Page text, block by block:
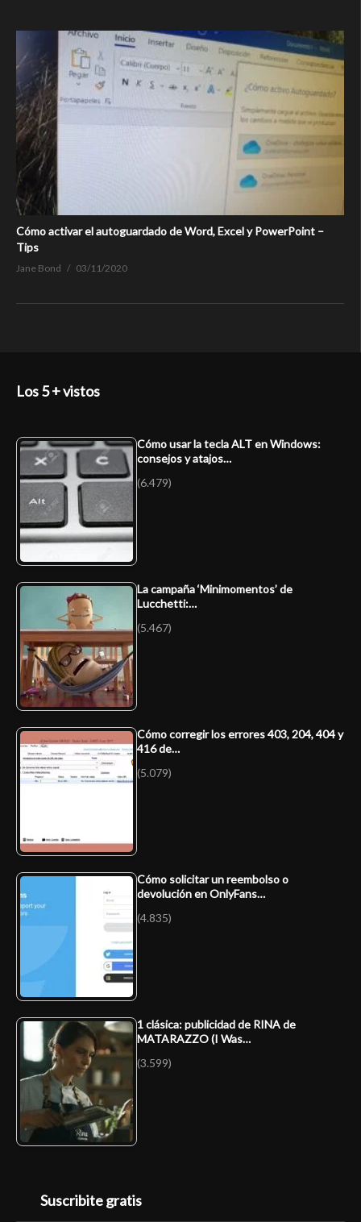
Cómo activar el autoguardado de Word, Excel y PowerPoint –
Tips
Jane Bond 03/11/2020
Los 5 + vistos
Cómo usar la tecla ALT en Windows:
consejos y atajos…
(6.479)
La campaña ‘Minimomentos’ de
Lucchetti:…
(5.467)
Cómo corregir los errores 403, 204, 404 y
416 de…
(5.079)
Cómo solicitar un reembolso o
devolución en OnlyFans…
(4.835)
1 clásica: publicidad de RINA de
MATARAZZO (I Was…
(3.599)
Suscribite gratis